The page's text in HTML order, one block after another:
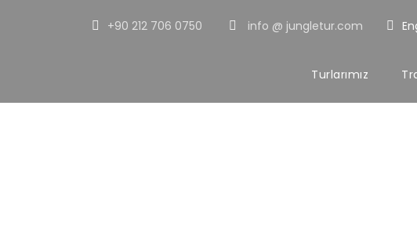
+90 212 706 0750 info @ jungletur.com
Turlarımız
Register